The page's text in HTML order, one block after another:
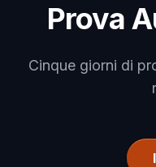
Prova
Cinque giorni di